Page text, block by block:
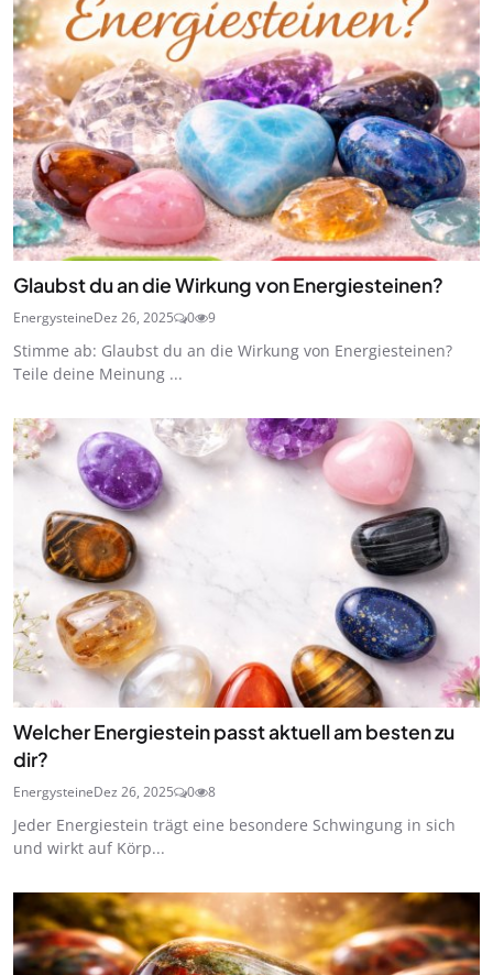
Glaubst du an die Wirkung von Energiesteinen?
EnergysteineDez 26, 2025 0 9
Stimme ab: Glaubst du an die Wirkung von Energiesteinen?
Teile deine Meinung ...
Welcher Energiestein passt aktuell am besten zu
dir?
EnergysteineDez 26, 2025 0 8
Jeder Energiestein trägt eine besondere Schwingung in sich
und wirkt auf Körp...